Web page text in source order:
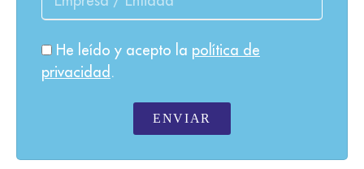
He leído y acepto la política de
privacidad .
ENVIAR